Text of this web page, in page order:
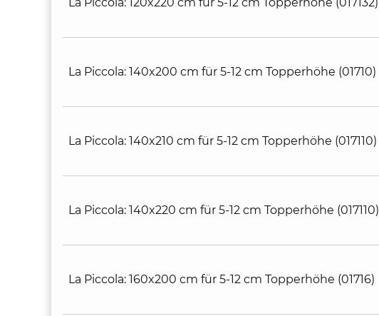
La Piccola: 140x200 cm für 5-12 cm Topperhöhe (01710)
La Piccola: 140x210 cm für 5-12 cm Topperhöhe (017110)
La Piccola: 140x220 cm für 5-12 cm Topperhöhe (017110)
La Piccola: 160x200 cm für 5-12 cm Topperhöhe (01716)